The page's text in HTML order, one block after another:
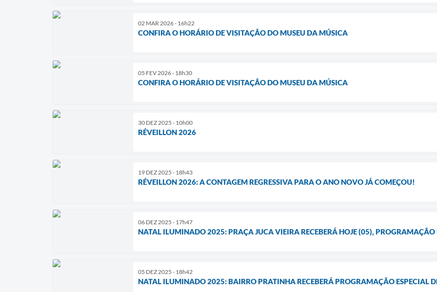
02 MAR 2026 - 16h22
CONFIRA O HORÁRIO DE VISITAÇÃO DO MUSEU DA MÚSICA
05 FEV 2026 - 18h30
CONFIRA O HORÁRIO DE VISITAÇÃO DO MUSEU DA MÚSICA
30 DEZ 2025 - 10h00
RÉVEILLON 2026
19 DEZ 2025 - 18h43
RÉVEILLON 2026: A CONTAGEM REGRESSIVA PARA O ANO NOVO JÁ COMEÇOU!
06 DEZ 2025 - 17h47
NATAL ILUMINADO 2025: PRAÇA JUCA VIEIRA RECEBERÁ HOJE (05), PROGRAMAÇÃO
05 DEZ 2025 - 18h42
NATAL ILUMINADO 2025: BAIRRO PRATINHA RECEBERÁ PROGRAMAÇÃO ESPECIAL